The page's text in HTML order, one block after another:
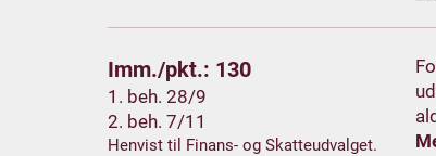
Imm./pkt.: 130
1. beh. 28/9
2. beh. 7/11
Henvist til Finans- og Skatteudvalget.